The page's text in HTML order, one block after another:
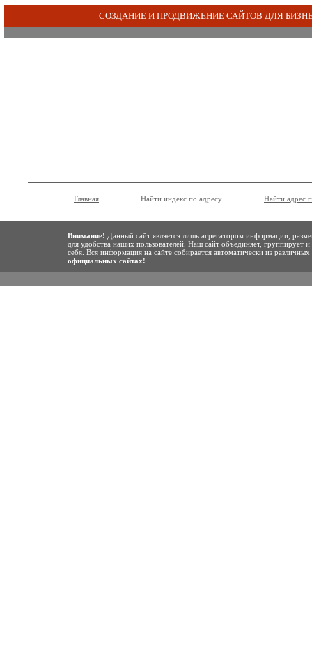
СОЗДАНИЕ И ПРОДВИЖЕНИЕ САЙТОВ ДЛЯ
Главная Найти индекс по адресу Найти адрес
Внимание! Данный сайт является лишь агрегатором информации,
для удобства наших пользователей. Наш сайт объединяет,
себя. Вся информация на сайте собирается автоматически из
официальных сайтах!